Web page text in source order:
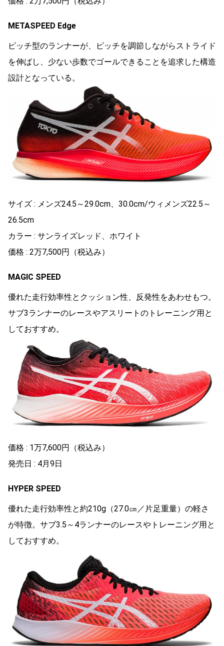
METASPEED Edge
ピッチ型のランナーが、ピッチを調節しながらストライド
を伸ばし、少ない歩数でゴールできることを追求した構造
設計となっている。
サイズ : メンズ24.5～29.0cm、30.0cm/ウィメンズ22.5～
26.5cm
カラー : サンライズレッド、ホワイト
価格 : 2万7,500円（税込み）
MAGIC SPEED
優れた走行効率性とクッション性、反発性をあわせもつ。
サブ3ランナーのレースやアスリートのトレーニング用と
しておすすめ。
価格 : 1万7,600円（税込み）
発売日 : 4月9日
HYPER SPEED
優れた走行効率性と約210g（27.0㎝／片足重量）の軽さ
が特徴。サブ3.5～4ランナーのレースやトレーニング用と
しておすすめ。